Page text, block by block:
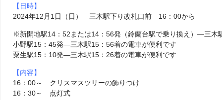
【日時】
2024年12月1日（日） 三木駅下り改札口前 16：00から
※新開地駅14：52または14：56発（鈴蘭台駅で乗り換え）―三木
小野駅15：45発―三木駅15：56着の電車が便利です
粟生駅15：10発―三木駅15：26着の電車が便利です
【内容】
16：00～ クリスマスツリーの飾りつけ
16：30～ 点灯式